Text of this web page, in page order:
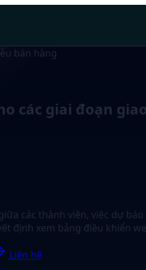
bán hàng
các giai đoạn
các thành viên, việc dự
định xem bảng điều khiển
Liên hệ